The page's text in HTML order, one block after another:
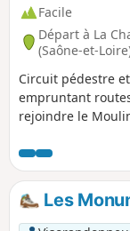
Facile
Départ à La
(Saône-et-
Circuit pédestre
empruntant
rejoindre le
Les